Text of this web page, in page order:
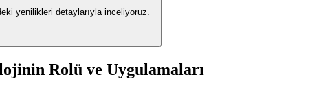
yenilikleri detaylarıyla inceliyoruz.
Rolü ve Uygulamaları